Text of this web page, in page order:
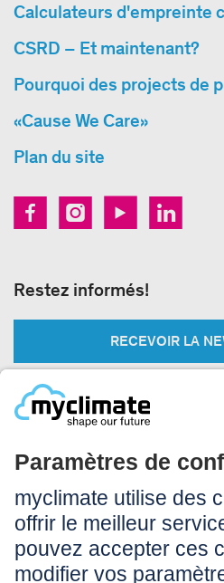
Calculateurs d'empreinte
CSRD – Et maintenant?
Pourquoi des projects de
«Cause We Care»
Plan du site
Restez informés!
RECEVOIR LA
Impressum
Conditions d’utilisation
CGV